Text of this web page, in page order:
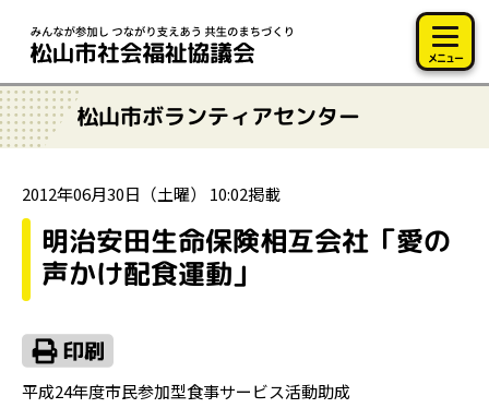
メニュー
松山市ボランティアセンター
2012年06月30日（土曜） 10:02掲載
明治安田生命保険相互会社「愛の
声かけ配食運動」
平成24年度市民参加型食事サービス活動助成